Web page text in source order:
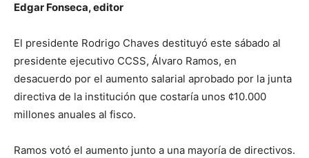
Edgar Fonseca, editor
El presidente Rodrigo Chaves destituyó este sábado al
presidente ejecutivo CCSS, Álvaro Ramos, en
desacuerdo por el aumento salarial aprobado por la junta
directiva de la institución que costaría unos ¢10.000
millones anuales al fisco.
Ramos votó el aumento junto a una mayoría de directivos.